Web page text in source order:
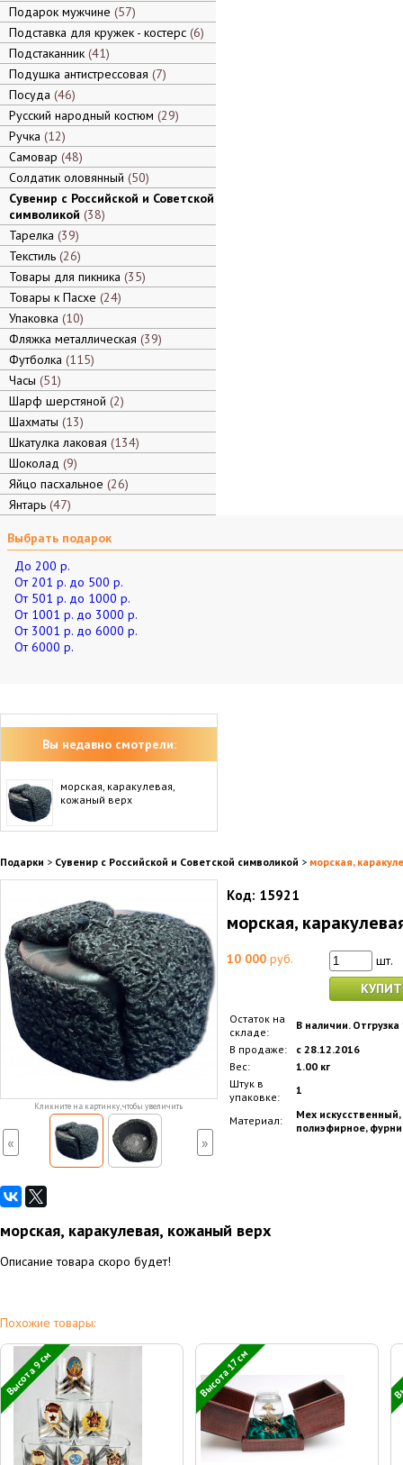
Подарок мужчине 57
Подставка для кружек - костерс 6
Подстаканник 41
Подушка антистрессовая 7
Посуда 46
Русский народный костюм 29
Ручка 12
Самовар 48
Солдатик оловянный 50
Сувенир с Российской и Советской
символикой 38
Тарелка 39
Текстиль 26
Товары для пикника 35
Товары к Пасхе 24
Упаковка 10
Фляжка металлическая 39
Футболка 115
Часы 51
Шарф шерстяной 2
Шахматы 13
Шкатулка лаковая 134
Шоколад 9
Яйцо пасхальное 26
Янтарь 47
Выбрать подарок
До 200 р.
От 201 р. до 500 р.
От 501 р. до 1000 р.
От 1001 р. до 3000 р.
От 3001 р. до 6000 р.
От 6000 р.
Вы недавно смотрели:
морская, каракулевая,
кожаный верх
Подарки > Сувенир с Российской и Советской символикой > морская,
Кликните на картинку, чтобы увеличить
« »
Код: 15921
морская,
10 000 руб.
шт.
Остаток на
складе:
В наличии.
В продаже:
с 28.12.2016
Вес:
1.00 кг
Штук в
упаковке:
1
Материал:
Мех
полиэфирное,
морская, каракулевая, кожаный верх
Описание товара скоро будет!
Похожие товары:
Высота 9 см Высота 17 см